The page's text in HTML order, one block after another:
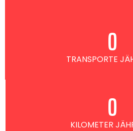
TRANSPORTE
0
KILOMETER
0